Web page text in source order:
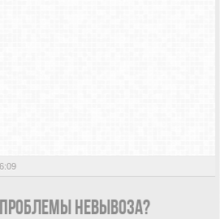
НЕВЫВОЗА?